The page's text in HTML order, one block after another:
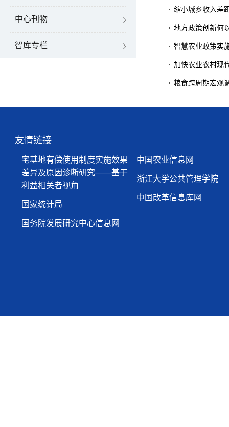
中心刊物
智库专栏
缩小城乡收入差
地方政策创新何
智慧农业政策实
加快农业农村现
粮食跨周期宏观
友情链接
宅基地有偿使用制度实施效果
差异及原因诊断研究——基于
利益相关者视角
国家统计局
国务院发展研究中心信息网
中国农业信息网
浙江大学公共管理学院
中国改革信息库网